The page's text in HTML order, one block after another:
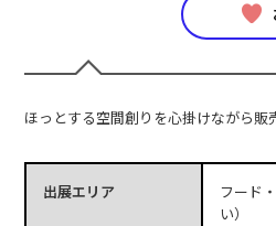
ほっとする空間創りを心掛けながら販
出展エリア
フード
い）